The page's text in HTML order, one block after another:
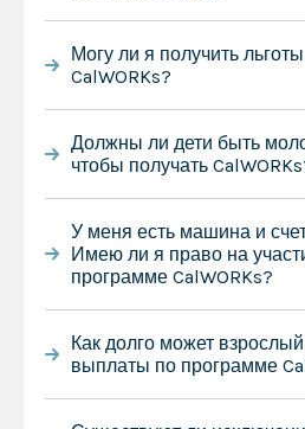
Могу ли я получить
CalWORKs?
Должны ли дети быть
чтобы получать
У меня есть машина и
Имею ли я право на
программе CalWORKs?
Как долго может
выплаты по программе